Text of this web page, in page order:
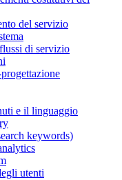
del servizio
di servizio
e il linguaggio
keywords)
utenti